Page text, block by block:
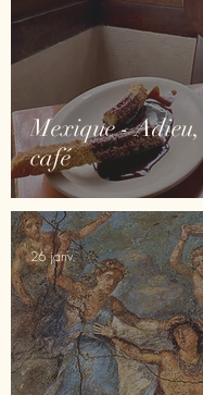
Mexique -
café
26 janv.